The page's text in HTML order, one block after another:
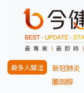
最多人關注 新冠肺炎
膽固醇